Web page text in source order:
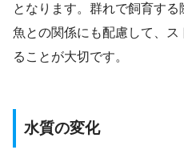
となります。群れで飼育す
魚との関係にも配慮して、
ることが大切です。
水質の変化